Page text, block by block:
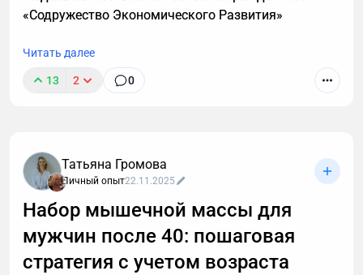
каких случаях этой системы недостаточно и нужен
индивидуальный анализ для выявления причин
«Содружество Экономического Развития»
Читать далее
13 2 0
Татьяна Громова
Личный опыт22.11.2025
Набор мышечной массы для
мужчин после 40: пошаговая
стратегия с учетом возраста